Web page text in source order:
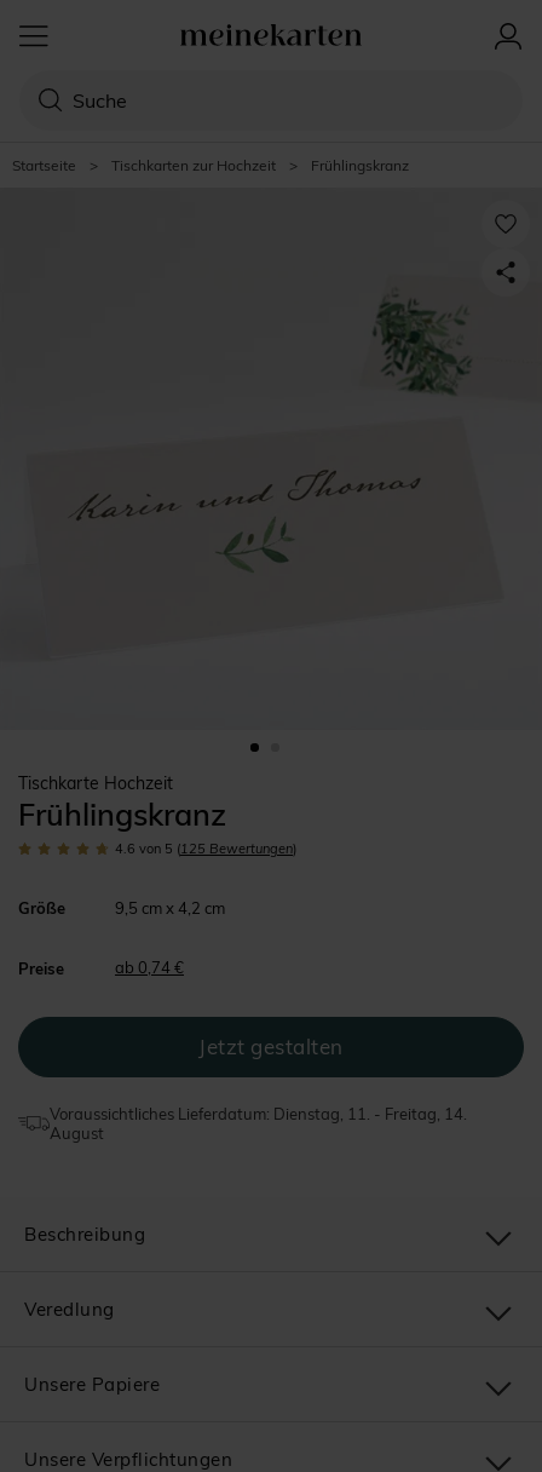
Startseite > Tischkarten zur Hochzeit > Frühlingskranz
Tischkarte Hochzeit
Frühlingskranz
4.6 von 5 (125 Bewertungen)
Größe 9,5 cm x 4,2 cm
Preise ab 0,74 €
Voraussichtliches Lieferdatum: Dienstag, 11. - Freitag, 14.
August
Beschreibung
Veredlung
Unsere Papiere
Unsere Verpflichtungen